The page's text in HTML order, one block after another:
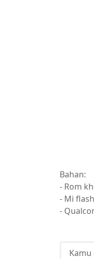
Bahan:
- Rom
- Mi
-